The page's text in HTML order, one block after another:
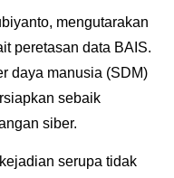
mengutarakan
peretasan data BAIS.
daya manusia (SDM)
sebaik
siber.
serupa tidak